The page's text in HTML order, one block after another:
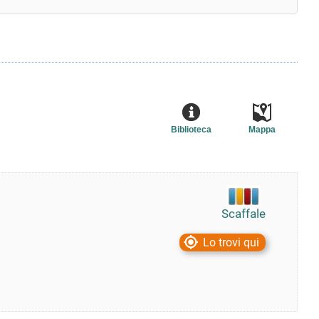
Mappa
Biblioteca
Scaffale
Lo trovi qui